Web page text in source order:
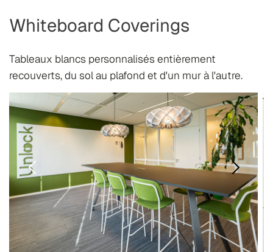
Whiteboard Coverings
Tableaux blancs personnalisés entièrement
recouverts, du sol au plafond et d'un mur à l'autre.